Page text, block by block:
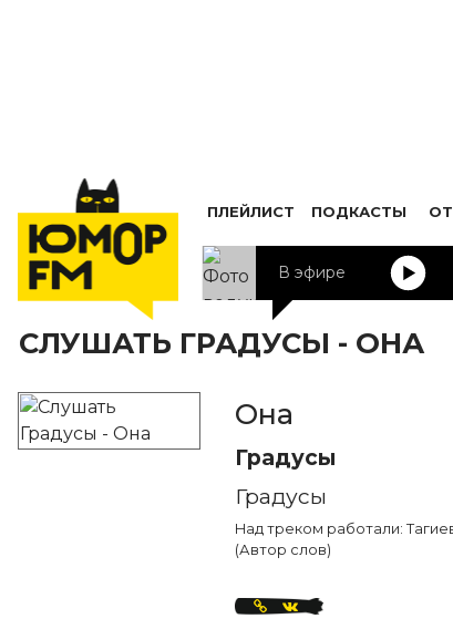
ПЛЕЙЛИСТ ПОДКАСТЫ
В эфире
СЛУШАТЬ ГРАДУСЫ - ОНА
Она
Градусы
Градусы
Над треком работали:
(Автор слов)